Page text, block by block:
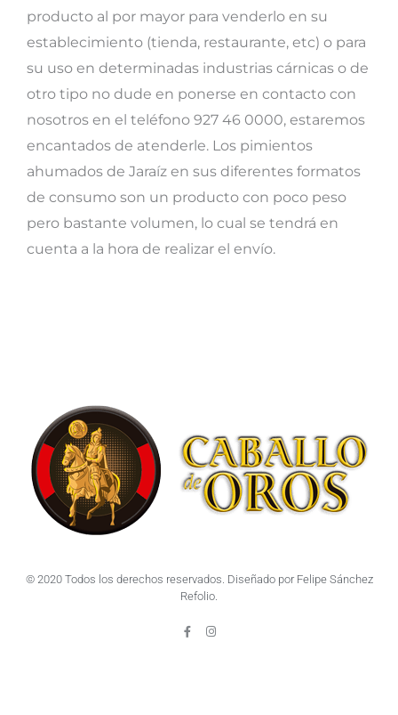
producto al por mayor para venderlo en su
establecimiento (tienda, restaurante, etc) o para
su uso en determinadas industrias cárnicas o de
otro tipo no dude en ponerse en contacto con
nosotros en el teléfono 927 46 0000, estaremos
encantados de atenderle. Los pimientos
ahumados de Jaraíz en sus diferentes formatos
de consumo son un producto con poco peso
pero bastante volumen, lo cual se tendrá en
cuenta a la hora de realizar el envío.
© 2020 Todos los derechos reservados. Diseñado por Felipe Sánchez
Refolio.
F
a
I
n